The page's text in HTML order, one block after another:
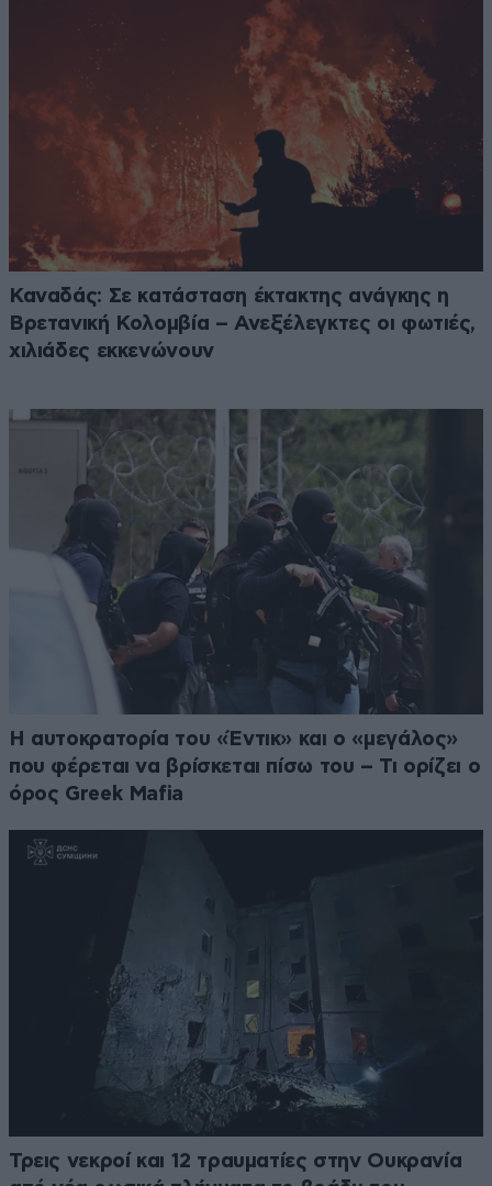
Καναδάς: Σε κατάσταση έκτακτης ανάγκης η
Βρετανική Κολομβία – Ανεξέλεγκτες οι φωτιές,
χιλιάδες εκκενώνουν
Η αυτοκρατορία του «Έντικ» και ο «μεγάλος»
που φέρεται να βρίσκεται πίσω του – Τι ορίζει ο
όρος Greek Mafia
Τρεις νεκροί και 12 τραυματίες στην Ουκρανία